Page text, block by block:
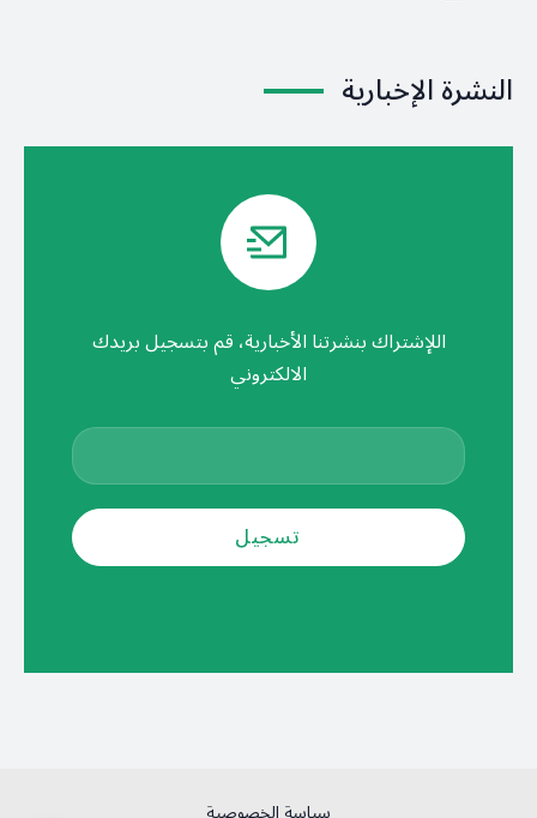
النشرة الإخبارية
اللإشتراك بنشرتنا الأخبارية، قم بتسجيل بريدك
الالكتروني